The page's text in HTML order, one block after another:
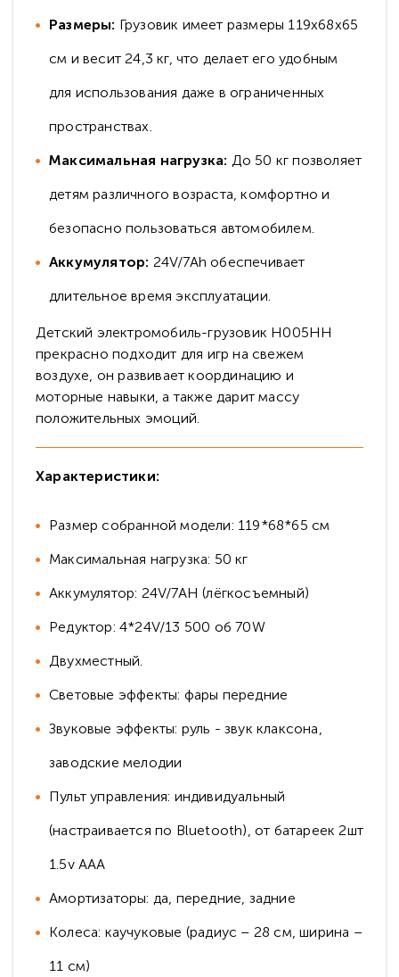
Размеры: Грузовик имеет размеры 119х68х65
см и весит 24,3 кг, что делает его удобным
для использования даже в ограниченных
пространствах.
Максимальная нагрузка: До 50 кг позволяет
детям различного возраста, комфортно и
безопасно пользоваться автомобилем.
Аккумулятор: 24V/7Ah обеспечивает
длительное время эксплуатации.
Детский электромобиль-грузовик H005HH
прекрасно подходит для игр на свежем
воздухе, он развивает координацию и
моторные навыки, а также дарит массу
положительных эмоций.
Характеристики:
Размер собранной модели: 119*68*65 см
Максимальная нагрузка: 50 кг
Аккумулятор: 24V/7AH (лёгкосъемный)
Редуктор: 4*24V/13 500 об 70W
Двухместный.
Световые эффекты: фары передние
Звуковые эффекты: руль - звук клаксона,
заводские мелодии
Пульт управления: индивидуальный
(настраивается по Bluetooth), от батареек 2шт
1.5v AAA
Амортизаторы: да, передние, задние
Колеса: каучуковые (радиус – 28 см, ширина –
11 см)